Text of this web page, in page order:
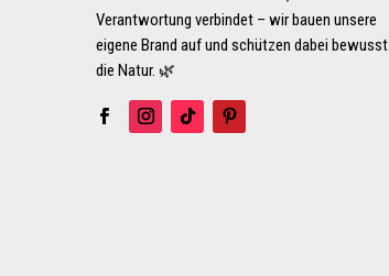
Verantwortung verbindet – wir bauen unsere
eigene Brand auf und schützen dabei bewusst
die Natur. 🌿